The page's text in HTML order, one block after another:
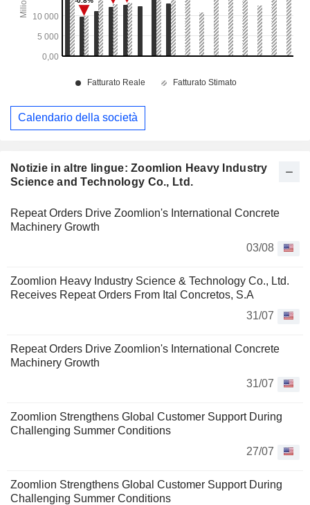
Notizie in altre lingue: Zoomlion Heavy Industry
Science and Technology Co., Ltd.
Repeat Orders Drive Zoomlion's International Concrete
Machinery Growth
03/08
Zoomlion Heavy Industry Science & Technology Co., Ltd.
Receives Repeat Orders From Ital Concretos, S.A
31/07
Repeat Orders Drive Zoomlion's International Concrete
Machinery Growth
31/07
Zoomlion Strengthens Global Customer Support During
Challenging Summer Conditions
27/07
Zoomlion Strengthens Global Customer Support During
Challenging Summer Conditions
Calendario della società